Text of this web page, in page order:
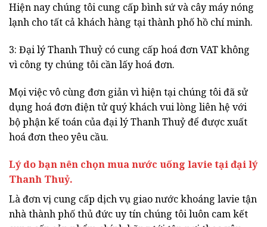
Hiện nay chúng tôi cung cấp bình sứ và cây máy nóng
lạnh cho tất cả khách hàng tại thành phố hồ chí minh.
3: Đại lý Thanh Thuỷ có cung cấp hoá đơn VAT không
vì công ty chúng tôi cần lấy hoá đơn.
Mọi việc vô cùng đơn giản vì hiện tại chúng tôi đã sử
dụng hoá đơn điện tử quý khách vui lòng liên hệ với
bộ phận kế toán của đại lý Thanh Thuỷ để được xuất
hoá đơn theo yêu cầu.
Lý do bạn nên chọn mua nước uống lavie tại đại lý
Thanh Thuỷ.
Là đơn vị cung cấp dịch vụ giao nước khoáng lavie tận
nhà thành phố thủ đức uy tín chúng tôi luôn cam kết